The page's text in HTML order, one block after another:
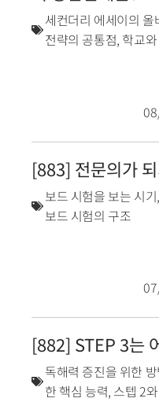
세컨더리 에세이의 올
전략의 공통점, 학교
[883] 전문의가
보드 시험을 보는 시기,
보드 시험의 구조
[882] STEP 3는
독해력 증진을 위한 방
한 핵심 능력, 스텝 2